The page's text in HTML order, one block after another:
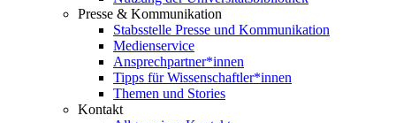
Presse & Kommunikation
Stabsstelle Presse und Kommunikation
Medienservice
Ansprechpartner*innen
Tipps für Wissenschaftler*innen
Themen und Stories
Kontakt